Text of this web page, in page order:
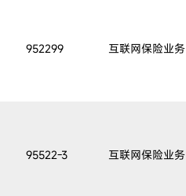
952299 互联网保险业务
95522-3 互联网保险业务